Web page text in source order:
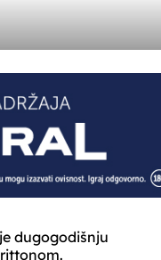
dugogodišnju